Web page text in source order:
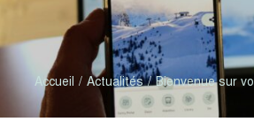
Accueil Actualités Bienvenue sur